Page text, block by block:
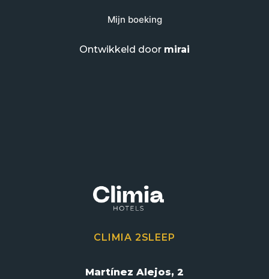
Mijn boeking
Ontwikkeld door mirai
CLIMIA 2SLEEP
Martínez Alejos, 2